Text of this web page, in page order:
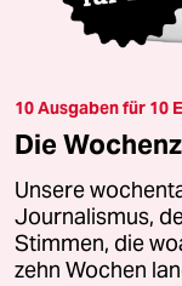
10 Ausgaben für 10
Die
Unsere
Journalismus,
Stimmen, die
zehn Wochen